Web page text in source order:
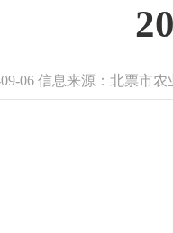
09-06 信息来源：北票市